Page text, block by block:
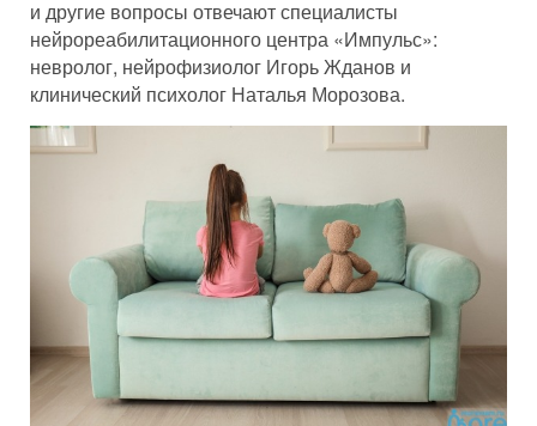
и другие вопросы отвечают специалисты
нейрореабилитационного центра «Импульс»:
невролог, нейрофизиолог Игорь Жданов и
клинический психолог Наталья Морозова.